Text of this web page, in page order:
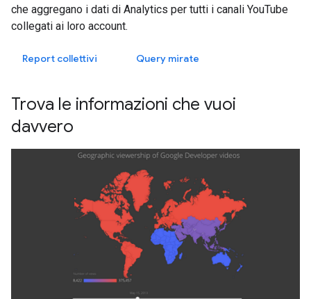
che aggregano i dati di Analytics per tutti i canali YouTube
collegati ai loro account.
Report collettivi Query mirate
Trova le informazioni che vuoi
davvero